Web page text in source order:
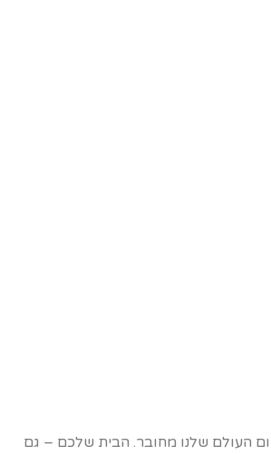
העולם שלנו מחובר. הבית שלכם – גם